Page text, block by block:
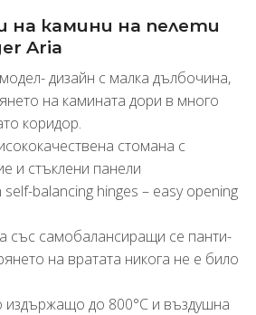
на камини на пелети
Aria
дизайн с малка дълбочина,
на камината дори в много
коридор.
стомана с
и стъклени панели
balancing hinges – easy opening
със самобалансиращи се панти-
на вратата никога не е било
до 800°C и въздушна